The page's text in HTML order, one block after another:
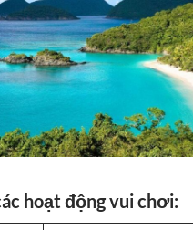
hoạt động vui chơi: